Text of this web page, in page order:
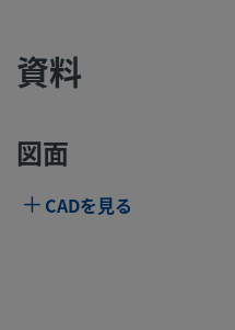
資料
図面
CADを見る